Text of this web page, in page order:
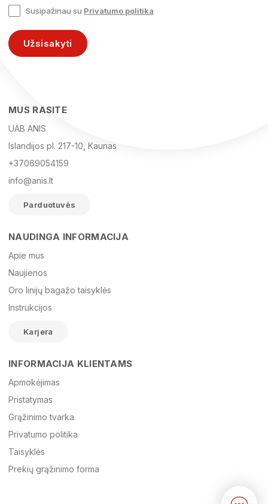
El. paštas
Žinutė
Susipažinau su Privatumo politika
Užsisakyti
MUS RASITE
UAB ANIS
Islandijos pl. 217-10, Kaunas
+37069054159
info@anis.lt
Parduotuvės
NAUDINGA INFORMACIJA
Apie mus
Naujienos
Oro linijų bagažo taisyklės
Instrukcijos
Karjera
INFORMACIJA KLIENTAMS
Apmokėjimas
Pristatymas
Grąžinimo tvarka
Privatumo politika
Taisyklės
Prekių grąžinimo forma